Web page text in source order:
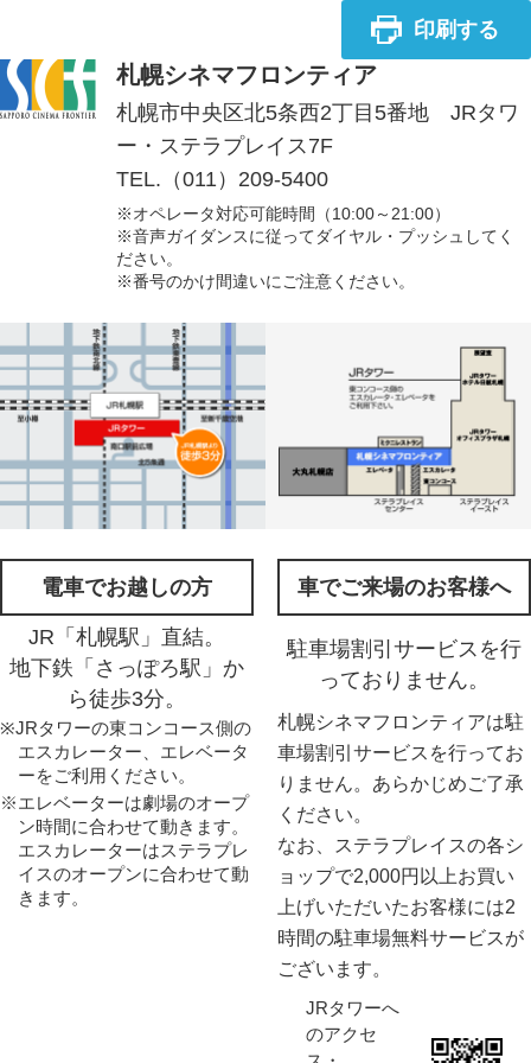
印刷する
札幌シネマフロンティア
札幌市中央区北5条西2丁目5番地 JRタワ
ー・ステラプレイス7F
TEL.（011）209-5400
※オペレータ対応可能時間（10:00～21:00）
※音声ガイダンスに従ってダイヤル・プッシュしてく
ださい。
※番号のかけ間違いにご注意ください。
電車でお越しの方
JR「札幌駅」直結。
地下鉄「さっぽろ駅」か
ら徒歩3分。
※JRタワーの東コンコース側の
エスカレーター、エレベータ
ーをご利用ください。
※エレベーターは劇場のオープ
ン時間に合わせて動きます。
エスカレーターはステラプレ
イスのオープンに合わせて動
きます。
車でご来場のお客様へ
駐車場割引サービスを行
っておりません。
札幌シネマフロンティアは駐
車場割引サービスを行ってお
りません。あらかじめご了承
ください。
なお、ステラプレイスの各シ
ョップで2,000円以上お買い
上げいただいたお客様には2
時間の駐車場無料サービスが
ございます。
JRタワーへ
のアクセ